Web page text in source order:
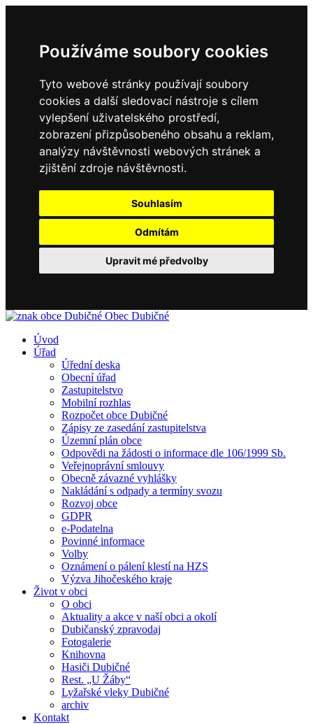
Používáme soubory cookies
Tyto webové stránky používají soubory
cookies a další sledovací nástroje s cílem
vylepšení uživatelského prostředí,
zobrazení přizpůsobeného obsahu a reklam,
analýzy návštěvnosti webových stránek a
zjištění zdroje návštěvnosti.
Souhlasím
Odmítám
Upravit mé předvolby
Obec Dubičné
Úvod
Úřad
Úřední deska
Obecní úřad
Zastupitelstvo
Mobilní rozhlas
Rozpočet obce Dubičné
Zápisy ze zasedání zastupitelstva
Územní plán obce
Odpovědi na žádosti o informace dle 106/1999 Sb.
Veřejnoprávní smlouvy
Obecně závazné vyhlášky
Nakládání s odpady a termíny svozu
Rozvoj obce
GDPR
e-Podatelna
Povinné informace
Volby
Oznámení o pálení klestí na HZS
Výzva Jihočeského kraje
Život v obci
O obci
Aktuality a akce v naší obci a okolí
Dubičanský zpravodaj
Fotogalerie
Knihovna
Hasiči Dubičné
Rest. „U Žáby“
Lyžařské vleky Dubičné
archiv
Kontakt